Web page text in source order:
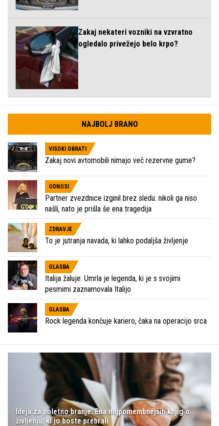
Zakaj nekateri vozniki na vzvratno
ogledalo privežejo belo krpo?
NAJBOLJ BRANO
VISOKI OBRATI
Zakaj novi avtomobili nimajo več rezervne gume?
ODNOSI
Partner zvezdnice izginil brez sledu: nikoli ga niso
našli, nato je prišla še ena tragedija
ZDRAVJE
To je jutranja navada, ki lahko podaljša življenje
GLASBA
Italija žaluje: Umrla je legenda, ki je s svojimi
pesmimi zaznamovala Italijo
GLASBA
Rock legenda končuje kariero, čaka na operacijo srca
Ideja za poletno branje: Ena najpomembnejših knjig o
življenju, ki jo boste prebrali